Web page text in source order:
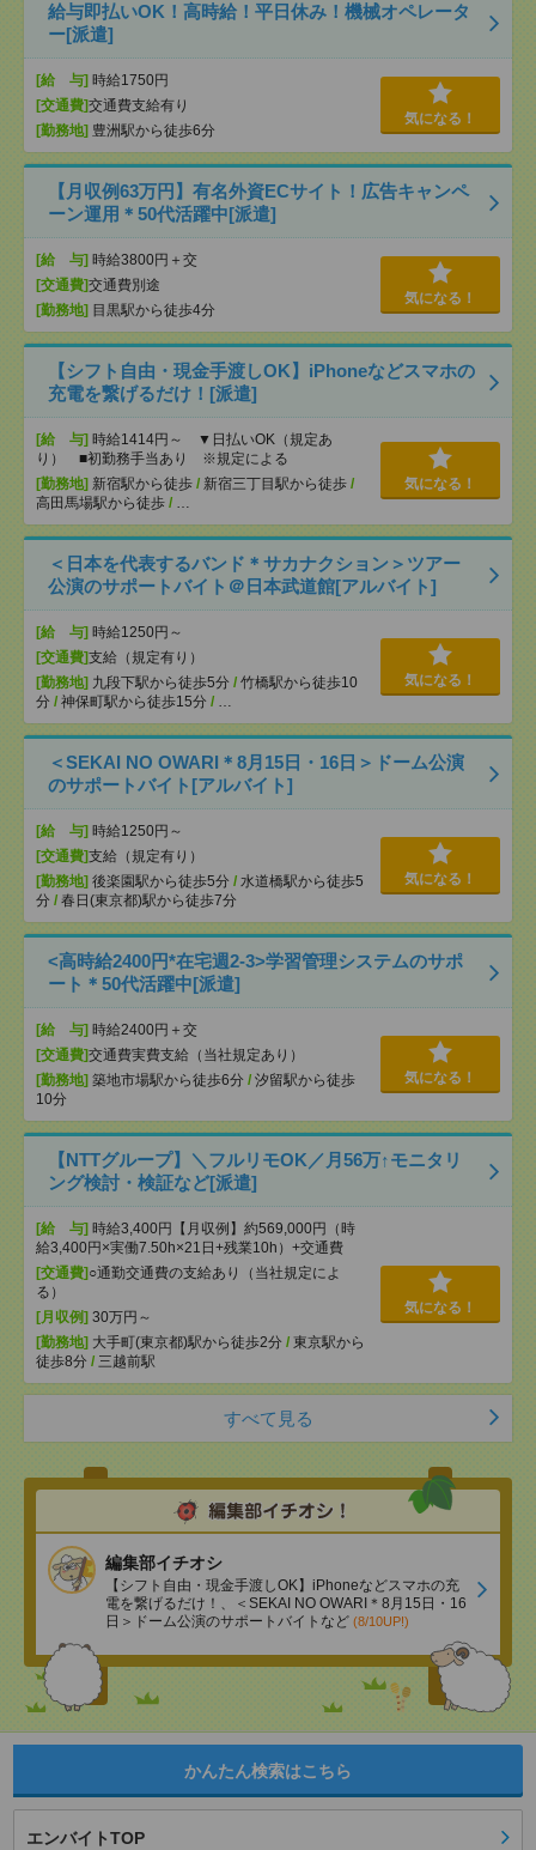
給与即払いOK！高時給！平日休み！機械オペレータ
ー[派遣]
[給 与] 時給1750円
[交通費]交通費支給有り
[勤務地] 豊洲駅から徒歩6分
気になる！
【月収例63万円】有名外資ECサイト！広告キャンペ
ーン運用＊50代活躍中[派遣]
[給 与] 時給3800円＋交
[交通費]交通費別途
[勤務地] 目黒駅から徒歩4分
気になる！
【シフト自由・現金手渡しOK】iPhoneなどスマホの
充電を繋げるだけ！[派遣]
[給 与] 時給1414円～ ▼日払いOK（規定あ
り） ■初勤務手当あり ※規定による
[勤務地] 新宿駅から徒歩 / 新宿三丁目駅から徒歩 /
高田馬場駅から徒歩 / …
気になる！
＜日本を代表するバンド＊サカナクション＞ツアー
公演のサポートバイト＠日本武道館[アルバイト]
[給 与] 時給1250円～
[交通費]支給（規定有り）
[勤務地] 九段下駅から徒歩5分 / 竹橋駅から徒歩10
分 / 神保町駅から徒歩15分 / …
気になる！
＜SEKAI NO OWARI＊8月15日・16日＞ドーム公演
のサポートバイト[アルバイト]
[給 与] 時給1250円～
[交通費]支給（規定有り）
[勤務地] 後楽園駅から徒歩5分 / 水道橋駅から徒歩5
分 / 春日(東京都)駅から徒歩7分
気になる！
<高時給2400円*在宅週2-3>学習管理システムのサポ
ート＊50代活躍中[派遣]
[給 与] 時給2400円＋交
[交通費]交通費実費支給（当社規定あり）
[勤務地] 築地市場駅から徒歩6分 / 汐留駅から徒歩
10分
気になる！
【NTTグループ】＼フルリモOK／月56万↑モニタリ
ング検討・検証など[派遣]
[給 与] 時給3,400円【月収例】約569,000円（時
給3,400円×実働7.50h×21日+残業10h）+交通費
[交通費] ○通勤交通費の支給あり（当社規定によ
る）
[月収例] 30万円～
[勤務地] 大手町(東京都)駅から徒歩2分 / 東京駅から
徒歩8分 / 三越前駅
気になる！
すべて見る
編集部イチオシ
【シフト自由・現金手渡しOK】iPhoneなどスマホの充
電を繋げるだけ！、＜SEKAI NO OWARI＊8月15日・16
日＞ドーム公演のサポートバイトなど (8/10UP!)
かんたん検索はこちら
エンバイトTOP